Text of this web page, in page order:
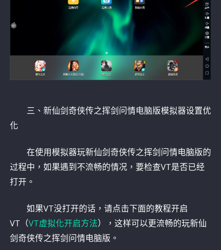
三、新仙剑奇侠传之挥剑问情电脑版模拟器设置优
化
在使用模拟器玩新仙剑奇侠传之挥剑问情电脑版的
过程中，如果遇到不流畅的情况，要检查VT是否已经
打开。
如果VT没打开的话，请点击下面的教程开启
VT（VT虚拟化开启方法），这样可以更流畅的玩新仙
剑奇侠传之挥剑问情电脑版。